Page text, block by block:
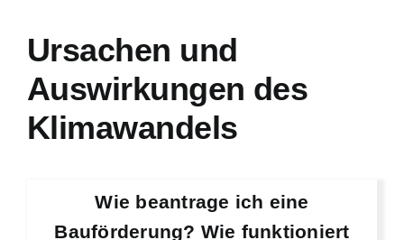
Ursachen und
Auswirkungen des
Klimawandels
Wie beantrage ich eine
Bauförderung? Wie funktioniert